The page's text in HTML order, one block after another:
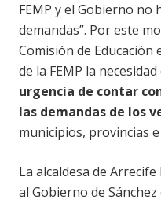
FEMP y el Gobierno no
demandas”. Por este
Comisión de Educación
de la FEMP la necesidad
urgencia de contar
las demandas de los
municipios, provincias e
La alcaldesa de
al Gobierno de